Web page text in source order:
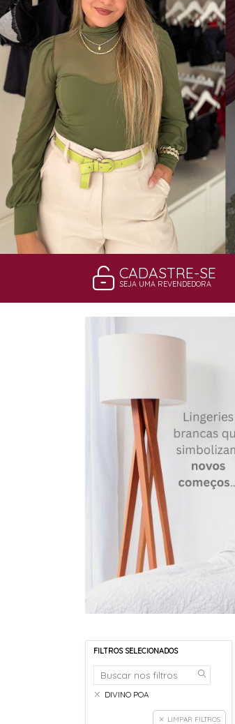
ROBES
CADASTRE-SE
SEJA UMA REVENDEDORA
FILTROS SELECIONADOS
DIVINO POA
LIMPAR FILTROS